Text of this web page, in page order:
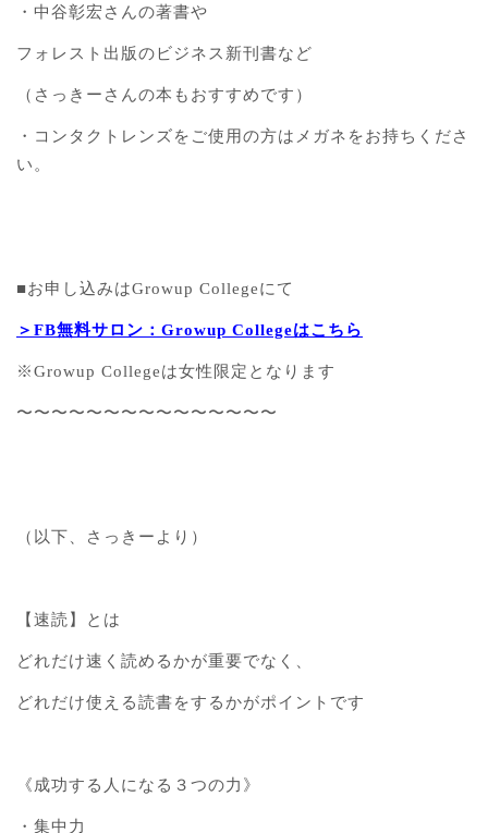
・中谷彰宏さんの著書や
フォレスト出版のビジネス新刊書など
（さっきーさんの本もおすすめです）
・コンタクトレンズをご使用の方はメガネをお持ちくださ
い。
■お申し込みはGrowup Collegeにて
＞FB無料サロン：Growup Collegeはこちら
※Growup Collegeは女性限定となります
〜〜〜〜〜〜〜〜〜〜〜〜〜〜〜
（以下、さっきーより）
【速読】とは
どれだけ速く読めるかが重要でなく、
どれだけ使える読書をするかがポイントです
《成功する人になる３つの力》
・集中力